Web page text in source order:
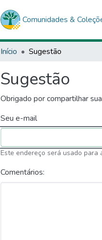
Comunidades &
Início Sugestão
Sugestão
Obrigado por compartilhar
Seu e-mail
Este endereço será usado para
Comentários: